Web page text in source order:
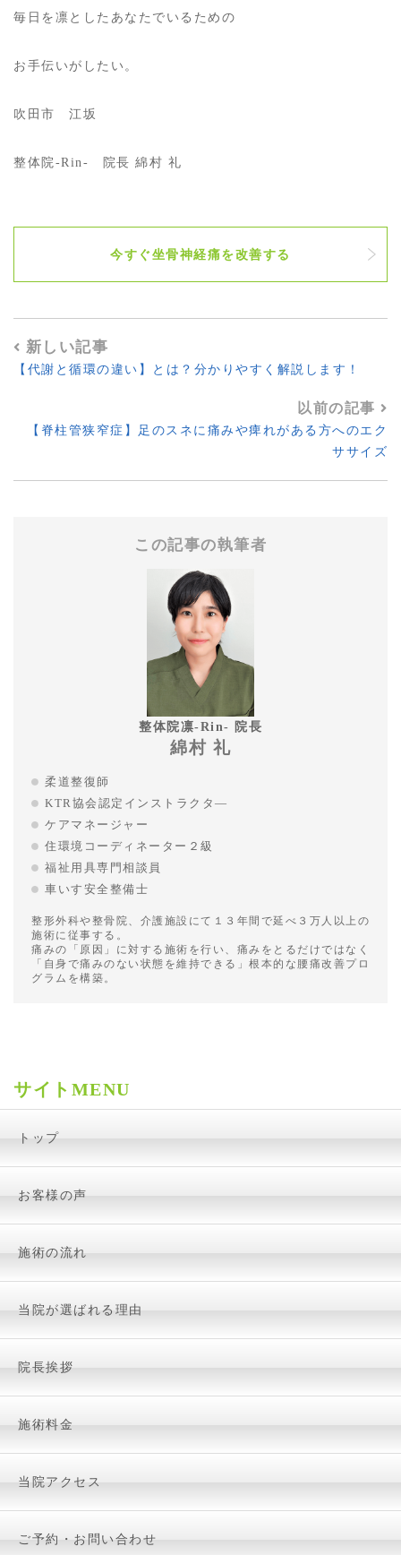
毎日を凛としたあなたでいるための
お手伝いがしたい。
吹田市 江坂
整体院-Rin- 院長 綿村 礼
今すぐ坐骨神経痛を改善する
新しい記事
【代謝と循環の違い】とは？分かりやすく解説します！
以前の記事
【脊柱管狭窄症】足のスネに痛みや痺れがある方へのエク
ササイズ
この記事の執筆者
整体院凛-Rin- 院長
綿村 礼
柔道整復師
KTR協会認定インストラクタ―
ケアマネージャー
住環境コーディネーター２級
福祉用具専門相談員
車いす安全整備士
整形外科や整骨院、介護施設にて１３年間で延べ３万人以上の
施術に従事する。
痛みの「原因」に対する施術を行い、痛みをとるだけではなく
「自身で痛みのない状態を維持できる」根本的な腰痛改善プロ
グラムを構築。
サイトMENU
トップ
お客様の声
施術の流れ
当院が選ばれる理由
院長挨拶
施術料金
当院アクセス
ご予約・お問い合わせ